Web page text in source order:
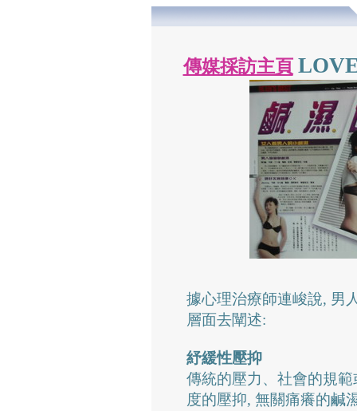
傳媒採訪主頁
據心理治療師連峻說, 男
層面去闡述:
紓緩性壓抑
傳統的壓力、社會的規
度的壓抑, 無關痛癢的鹹